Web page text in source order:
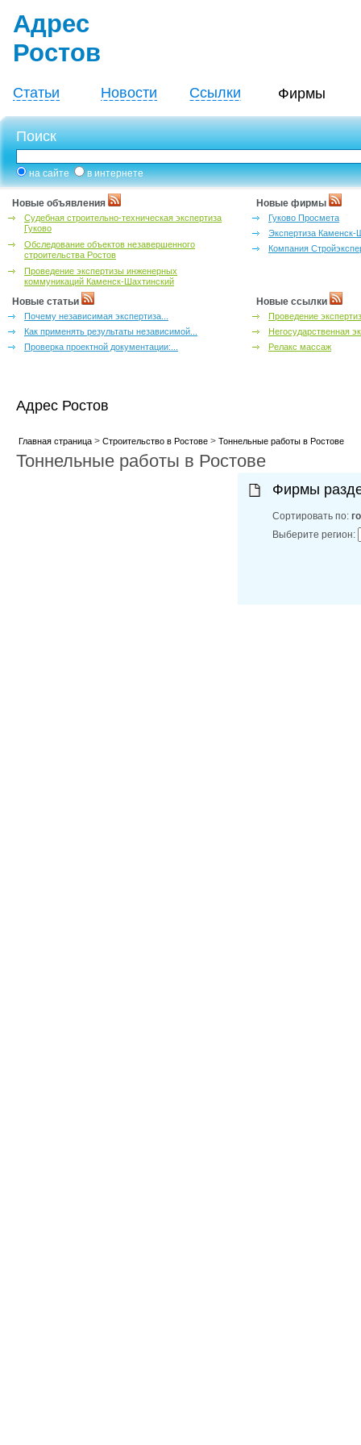
Адрес
Ростов
Статьи Новости Ссылки Фирмы
Поиск
на сайте в интернете
Новые объявления
Судебная строительно-техническая экспертиза
Гуково
Обследование объектов незавершенного
строительства Ростов
Проведение экспертизы инженерных
коммуникаций Каменск-Шахтинский
Новые фирмы
Гуково Просмета
Экспертиза Каменск-
Компания
Новые статьи
Почему независимая экспертиза...
Как применять результаты независимой...
Проверка проектной документации:...
Новые ссылки
Проведение
Негосударственная
Релакс массаж
Адрес Ростов
Главная страница> Строительство в Ростове> Тоннельные работы в Ростове
Тоннельные работы в Ростове
Фирмы
Сортировать по:
Выберите регион: